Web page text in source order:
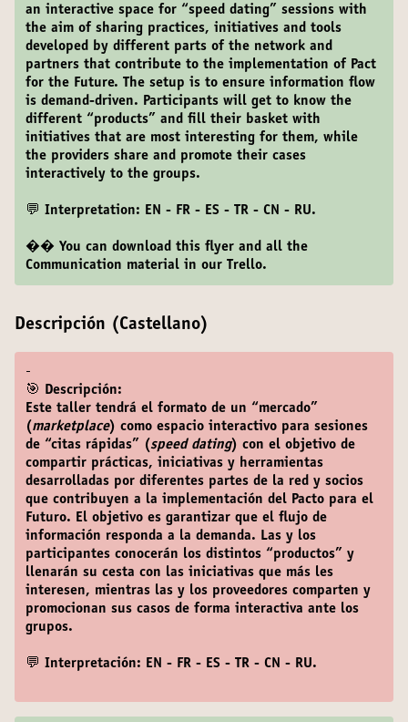
an interactive space for “speed dating” sessions with
the aim of sharing practices, initiatives and tools
developed by different parts of the network and
partners that contribute to the implementation of Pact
for the Future. The setup is to ensure information flow
is demand-driven. Participants will get to know the
different “products” and fill their basket with
initiatives that are most interesting for them, while
the providers share and promote their cases
interactively to the groups.
💬 Interpretation: EN - FR - ES - TR - CN - RU.
�� You can download this flyer and all the
Communication material in our Trello.
Descripción (Castellano)
-
🎯 Descripción:
Este taller tendrá el formato de un “mercado”
(marketplace) como espacio interactivo para sesiones
de “citas rápidas” (speed dating) con el objetivo de
compartir prácticas, iniciativas y herramientas
desarrolladas por diferentes partes de la red y socios
que contribuyen a la implementación del Pacto para el
Futuro. El objetivo es garantizar que el flujo de
información responda a la demanda. Las y los
participantes conocerán los distintos “productos” y
llenarán su cesta con las iniciativas que más les
interesen, mientras las y los proveedores comparten y
promocionan sus casos de forma interactiva ante los
grupos.
💬 Interpretación: EN - FR - ES - TR - CN - RU.